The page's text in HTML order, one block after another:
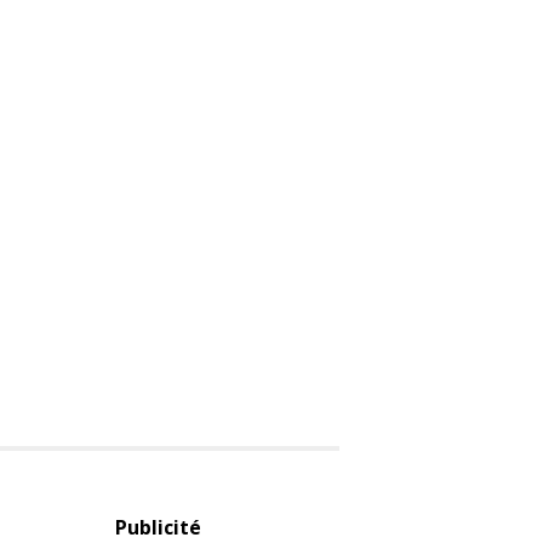
Publicité